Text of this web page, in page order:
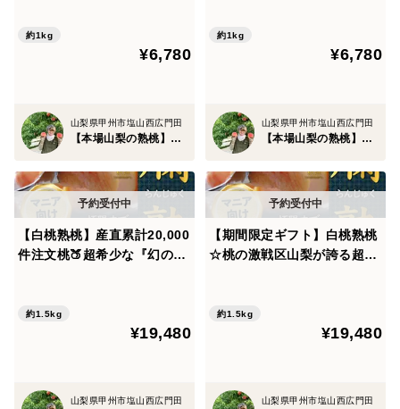
🍑先着300名🍑【家庭用・贈
り物】【7月上旬予約】
約1kg
¥6,780
山梨県甲州市塩山西広門田
【本場山梨の熟桃】北井桃園～ぴ～ち姫の桃畑～
名】【お中元ギフト】【朝ど
れ】🍑7月中旬予約🍑
約1kg
¥6,780
山梨県甲州市塩山西広門田
【本場山梨の熟桃】北井桃園～ぴ～ち姫の桃畑～
【白桃熟桃】産直累計20,000
件注文桃🍑超希少な『幻の爛
リまで熟した【朝どれ】【贈
答用】約1.5kg【お中元ギフ
約1.5kg
¥19,480
山梨県甲州市塩山西広門田
【期間限定ギフト】白桃熟桃
☆桃の激戦区山梨が誇る超希
限ギリギリまで熟した【朝ど
れ】鮮度抜群【贈答用】約1.
約1.5kg
¥19,480
山梨県甲州市塩山西広門田